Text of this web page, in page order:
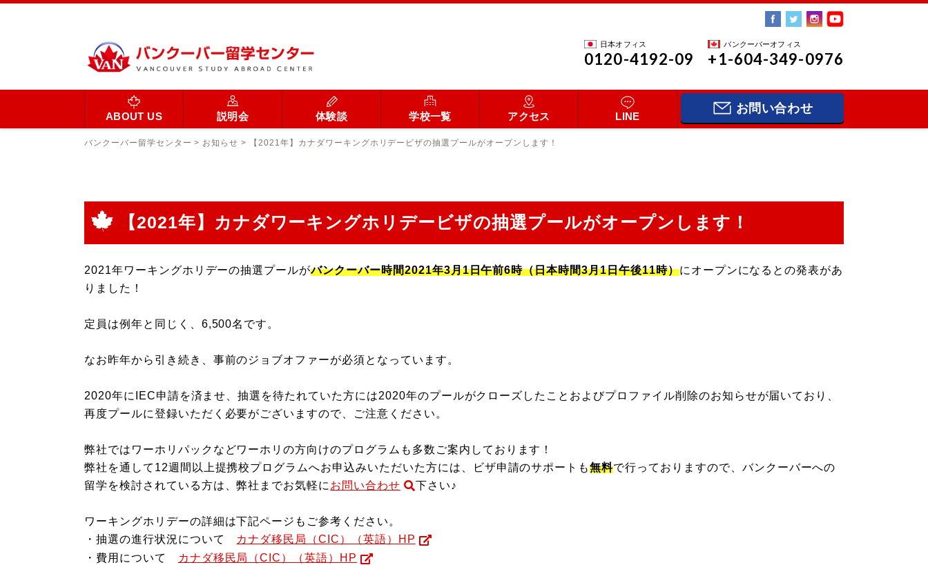
日本オフィス
0120-4192-09
バンクーバーオフィス
+1-604-349-0976
ABOUT US 説明会 体験談 学校一覧 アクセス LINE
お問い合わせ
バンクーバー留学センター > お知らせ > 【2021年】カナダワーキングホリデービザの抽選プールがオープンします！
【2021年】カナダワーキングホリデービザの抽選プールがオープンします！
2021年ワーキングホリデーの抽選プールがバンクーバー時間2021年3月1日午前6時（日本時間3月1日午後11時）にオープンになるとの発表があ
りました！
定員は例年と同じく、6,500名です。
なお昨年から引き続き、事前のジョブオファーが必須となっています。
2020年にIEC申請を済ませ、抽選を待たれていた方には2020年のプールがクローズしたことおよびプロファイル削除のお知らせが届いており、
再度プールに登録いただく必要がございますので、ご注意ください。
弊社ではワーホリパックなどワーホリの方向けのプログラムも多数ご案内しております！
弊社を通して12週間以上提携校プログラムへお申込みいただいた方には、ビザ申請のサポートも無料で行っておりますので、バンクーバーへの
留学を検討されている方は、弊社までお気軽に お問い合わせ 下さい♪
ワーキングホリデーの詳細は下記ページもご参考ください。
・抽選の進行状況について カナダ移民局（CIC）（英語）HP
・費用について
カナダ移民局（CIC）（英語）HP